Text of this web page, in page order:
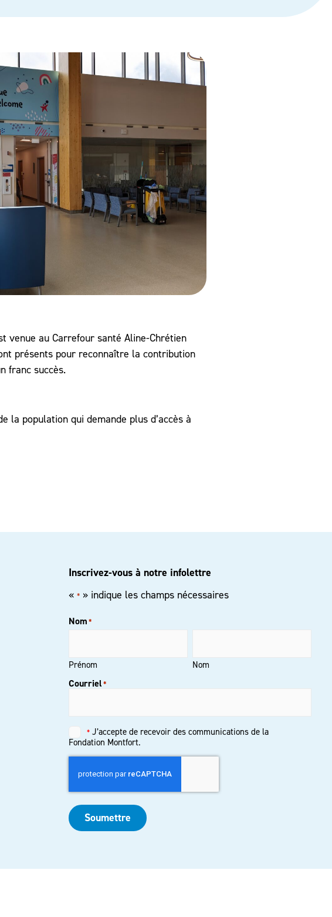
venue au Carrefour santé Aline-Chrétien
présents pour reconnaître la contribution
franc succès.
la population qui demande plus d’accès à
Inscrivez-vous à notre infolettre
« *» indique les champs nécessaires
Nom*
Prénom Nom
Courriel*
Untitled*
*J’accepte de recevoir des communications de la
Fondation Montfort.
Soumettre